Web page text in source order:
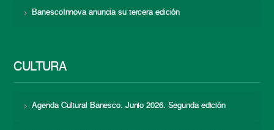
BanescoInnova anuncia su tercera edición
CULTURA
Agenda Cultural Banesco. Junio 2026. Segunda edición